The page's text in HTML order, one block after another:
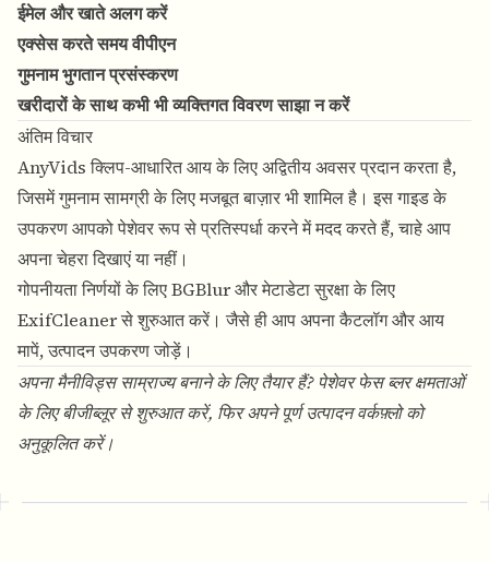
ईमेल और खाते अलग करें
एक्सेस करते समय वीपीएन
गुमनाम भुगतान प्रसंस्करण
खरीदारों के साथ कभी भी व्यक्तिगत विवरण साझा न करें
अंतिम विचार
AnyVids क्लिप-आधारित आय के लिए अद्वितीय अवसर प्रदान करता है,
जिसमें गुमनाम सामग्री के लिए मजबूत बाज़ार भी शामिल है। इस गाइड के
उपकरण आपको पेशेवर रूप से प्रतिस्पर्धा करने में मदद करते हैं, चाहे आप
अपना चेहरा दिखाएं या नहीं।
गोपनीयता निर्णयों के लिए BGBlur और मेटाडेटा सुरक्षा के लिए
ExifCleaner से शुरुआत करें। जैसे ही आप अपना कैटलॉग और आय
मापें, उत्पादन उपकरण जोड़ें।
अपना मैनीविड्स साम्राज्य बनाने के लिए तैयार हैं? पेशेवर फेस ब्लर क्षमताओं
के लिएबीजीब्लूरसे शुरुआत करें, फिर अपने पूर्ण उत्पादन वर्कफ़्लो को
अनुकूलित करें।